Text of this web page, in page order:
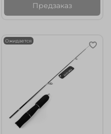
Предзаказ
Ожидается